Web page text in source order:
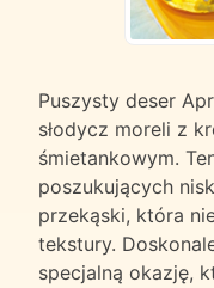
Puszysty deser
słodycz moreli z
śmietankowym.
poszukujących
przekąski, która
tekstury.
specjalną okazję,